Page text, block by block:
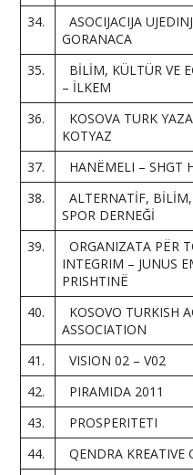
34.
ASOCIJACIJA
GORANACA
35.
BİLİM, KÜLTÜR VE
– İLKEM
36.
KOSOVA TURK
KOTYAZ
37. HANËMELI – SHGT
38.
ALTERNATİF,
SPOR DERNEĞİ
39.
ORGANIZATA PËR
INTEGRIM – JUNUS
PRISHTINË
40.
KOSOVO TURKISH
ASSOCIATION
41. VISION 02 – V02
42.
PIRAMIDA 2011
43.
PROSPERITETI
44.
QENDRA KREATIVE